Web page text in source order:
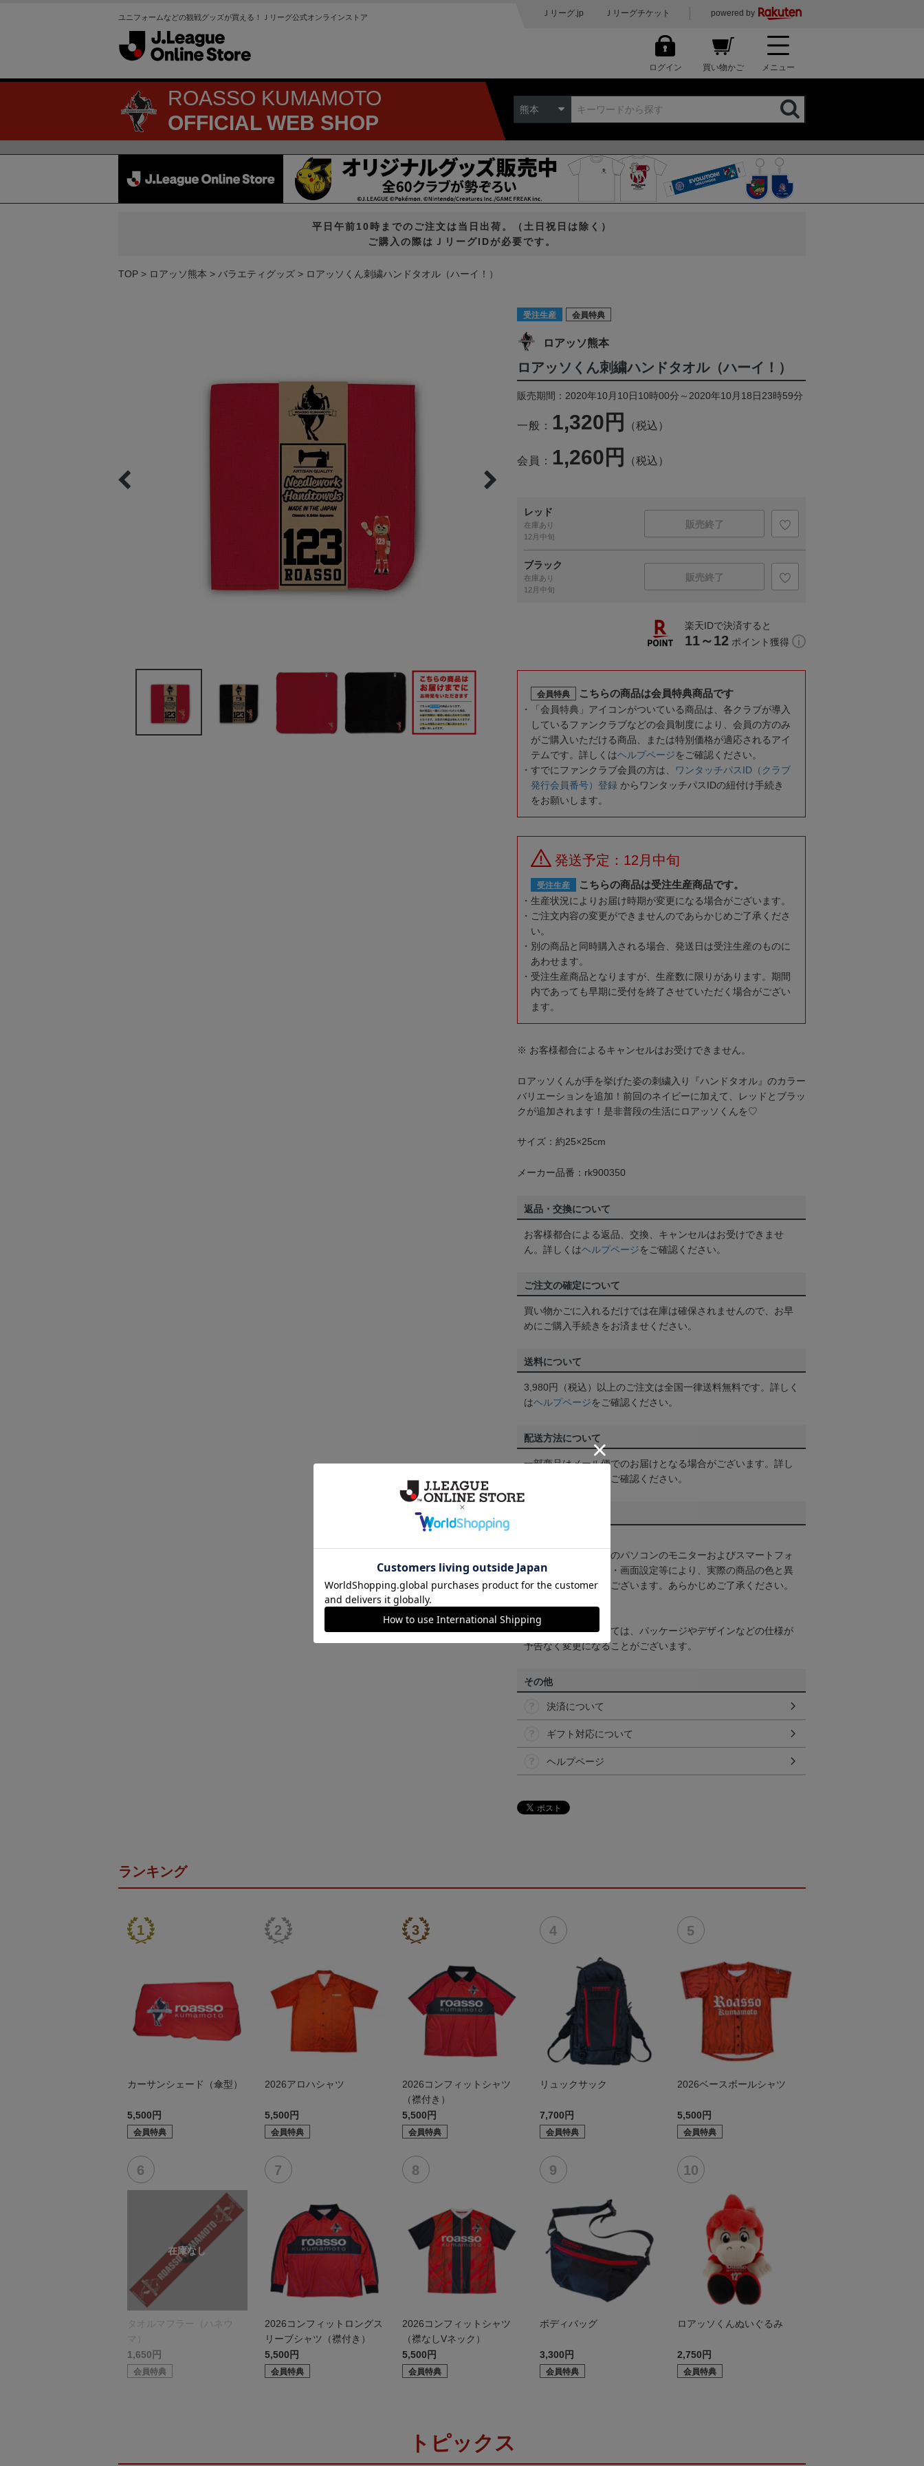
ユニフォームなどの観戦グッズが買える！Ｊリーグ公式オンラインストア Ｊリーグ.jp Ｊリーグチケット powered by
ログイン 買い物かご メニュー
ROASSO KUMAMOTO
OFFICIAL WEB SHOP
熊本
平日午前10時までのご注文は当日出荷。（土日祝日は除く）
ご購入の際はＪリーグIDが必要です。
TOP ロアッソ熊本 バラエティグッズ ロアッソくん刺繍ハンドタオル（ハーイ！）
受注生産 会員特典
ロアッソ熊本
ロアッソくん刺繍ハンドタオル（ハーイ！）
販売期間：2020年10月10日10時00分～2020年10月18日23時59分
一般： 1,320円 （税込）
会員： 1,260円 （税込）
レッド
在庫あり
12月中旬
販売終了
ブラック
在庫あり
12月中旬
販売終了
楽天IDで決済すると
11～12 ポイント獲得
会員特典 こちらの商品は会員特典商品です
「会員特典」アイコンがついている商品は、各クラブが導入
しているファンクラブなどの会員制度により、会員の方のみ
がご購入いただける商品、または特別価格が適応されるアイ
テムです。詳しくはヘルプページをご確認ください。
すでにファンクラブ会員の方は、
ワンタッチパスID（クラブ
発行会員番号）登録 からワンタッチパスIDの紐付け手続き
をお願いします。
発送予定：12月中旬
受注生産 こちらの商品は受注生産商品です。
生産状況によりお届け時期が変更になる場合がございます。
ご注文内容の変更ができませんのであらかじめご了承くださ
い。
別の商品と同時購入される場合、発送日は受注生産のものに
あわせます。
受注生産商品となりますが、生産数に限りがあります。期間
内であっても早期に受付を終了させていただく場合がござい
ます。
※ お客様都合によるキャンセルはお受けできません。
ロアッソくんが手を挙げた姿の刺繍入り『ハンドタオル』のカラー
バリエーションを追加！前回のネイビーに加えて、レッドとブラッ
クが追加されます！是非普段の生活にロアッソくんを♡
サイズ：約25×25cm
メーカー品番：rk900350
返品・交換について
お客様都合による返品、交換、キャンセルはお受けできませ
ん。詳しくはヘルプページをご確認ください。
ご注文の確定について
買い物かごに入れるだけでは在庫は確保されませんので、お早
めにご購入手続きをお済ませください。
送料について
3,980円（税込）以上のご注文は全国一律送料無料です。詳しく
はヘルプページをご確認ください。
配送方法について
一部商品はメール便でのお届けとなる場合がございます。詳し
をご確認ください。
商品画像は、お使いのパソコンのモニターおよびスマートフォ
ンのメーカー・機種・画面設定等により、実際の商品の色と異
なって見える場合がございます。あらかじめご了承ください。
【仕様について】
取り扱い商品によっては、パッケージやデザインなどの仕様が
予告なく変更になることがございます。
その他
決済について
ギフト対応について
ヘルプページ
ランキング
カーサンシェード（傘型）
5,500円
会員特典
2026アロハシャツ
5,500円
会員特典
2026コンフィットシャツ
（襟付き）
5,500円
会員特典
リュックサック
7,700円
会員特典
2026ベースボールシャツ
5,500円
会員特典
タオルマフラー（ハネウ
マ）
1,650円
会員特典
2026コンフィットロングス
リーブシャツ（襟付き）
5,500円
会員特典
2026コンフィットシャツ
（襟なしVネック）
5,500円
会員特典
ボディバッグ
3,300円
会員特典
ロアッソくんぬいぐるみ
2,750円
会員特典
トピックス